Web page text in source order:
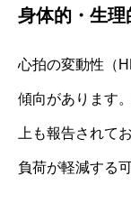
身体的・生理
心拍の変動性（
傾向があります
上も報告されて
負荷が軽減する